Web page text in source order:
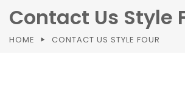
Contact Us Style
HOME CONTACT US STYLE FOUR